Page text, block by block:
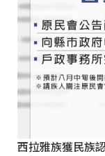
西拉雅族獲民族